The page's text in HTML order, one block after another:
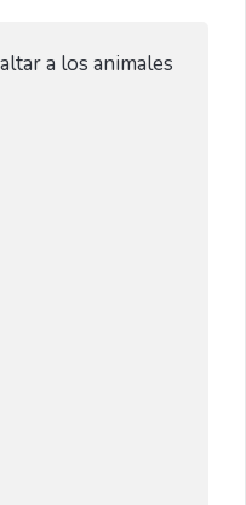
a los animales